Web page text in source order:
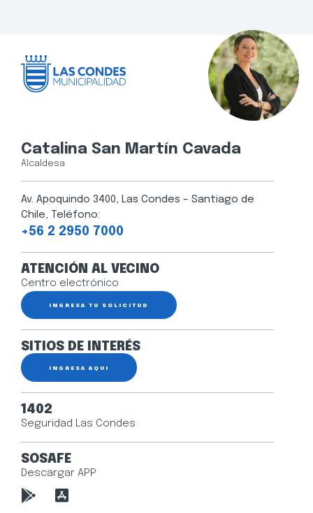
Catalina San Martín Cavada
Alcaldesa
Av. Apoquindo 3400, Las Condes – Santiago de
Chile, Teléfono:
+56 2 2950 7000
ATENCIÓN AL VECINO
Centro electrónico
INGRESA TU SOLICITUD
SITIOS DE INTERÉS
INGRESA AQUÍ
1402
Seguridad Las Condes
SOSAFE
Descargar APP